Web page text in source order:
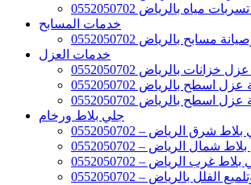
مياه بالرياض 0552050702
خدمات المسابح
مسابح بالرياض 0552050702
خدمات العزل
خزانات بالرياض 0552050702
اسطح بالرياض 0552050702
اسطح بالرياض 0552050702
جلي بلاط ورخام
شرق الرياض – 0552050702
شمال الرياض – 0552050702
غرب الرياض – 0552050702
بالرياض – 0552050702